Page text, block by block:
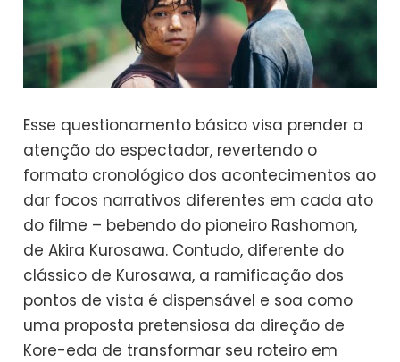
Esse questionamento básico visa prender a
atenção do espectador, revertendo o
formato cronológico dos acontecimentos ao
dar focos narrativos diferentes em cada ato
do filme – bebendo do pioneiro Rashomon,
de Akira Kurosawa. Contudo, diferente do
clássico de Kurosawa, a ramificação dos
pontos de vista é dispensável e soa como
uma proposta pretensiosa da direção de
Kore-eda de transformar seu roteiro em